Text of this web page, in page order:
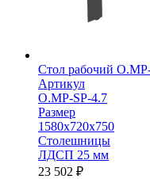
Стол рабочий
Артикул
O.MP-SP-4.7
Размер
1580х720х750
Столешницы
ЛДСП 25 мм
23 502 ₽